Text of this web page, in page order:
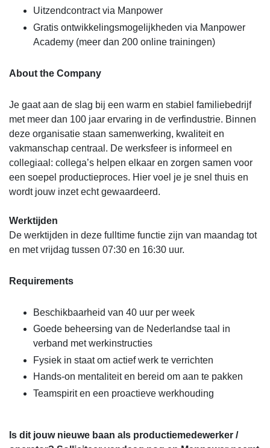
Uitzendcontract via Manpower
Gratis ontwikkelingsmogelijkheden via Manpower
Academy (meer dan 200 online trainingen)
About the Company
Je gaat aan de slag bij een warm en stabiel familiebedrijf
met meer dan 100 jaar ervaring in de verfindustrie. Binnen
deze organisatie staan samenwerking, kwaliteit en
vakmanschap centraal. De werksfeer is informeel en
collegiaal: collega’s helpen elkaar en zorgen samen voor
een soepel productieproces. Hier voel je je snel thuis en
wordt jouw inzet echt gewaardeerd.
Werktijden
De werktijden in deze fulltime functie zijn van maandag tot
en met vrijdag tussen 07:30 en 16:30 uur.
Requirements
Beschikbaarheid van 40 uur per week
Goede beheersing van de Nederlandse taal in
verband met werkinstructies
Fysiek in staat om actief werk te verrichten
Hands-on mentaliteit en bereid om aan te pakken
Teamspirit en een proactieve werkhouding
Is dit jouw nieuwe baan als productiemedewerker /